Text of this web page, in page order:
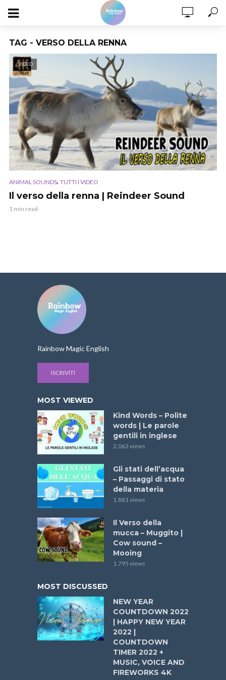
TAG - VERSO DELLA RENNA
VIDEO
ANIMAL SOUNDS, TUTTI I VIDEO
Il verso della renna | Reindeer Sound
1 min read
Rainbow Magic English
ISCRIVITI
MOST VIEWED
Kind Words – Polite
words | Le parole
gentili in inglese
2.063 views
Gli stati dell’acqua
– Passaggi di stato
della materia
1.881 views
Il Verso della
mucca – Muggito |
Cow sound –
Mooing
1.795 views
MOST DISCUSSED
NEW YEAR
COUNTDOWN 2022
| HAPPY NEW YEAR
2022 |
COUNTDOWN
TIMER 2022 +
MUSIC, VOICE AND
FIREWORKS 4K